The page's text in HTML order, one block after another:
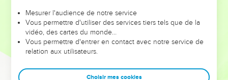
leur foi ou leur vision. Mais on voit moins les doutes, les erreurs
et les saisons difficiles qu'ils ont traversés, alors même que ce
sont elles qui les ont façonnés.
Dans cette conférence, leaders, entrepreneurs, et responsables
clés pour avancer avec plus de sagesse afin que leurs erreurs
Mesurer l'audience de notre service
Vous permettre d'utiliser des services tiers tels que de la
vidéo, des cartes du monde…
Vous permettre d'entrer en contact avec notre service de
relation aux utilisateurs.
Choisir mes cookies